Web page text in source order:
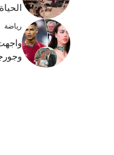
رياضة